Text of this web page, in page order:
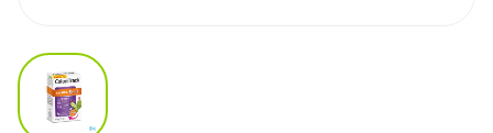
View larger image